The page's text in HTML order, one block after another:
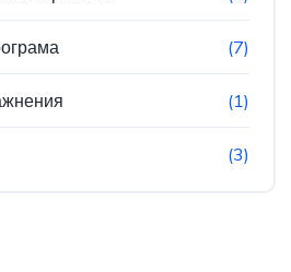
(7)
(1)
(3)